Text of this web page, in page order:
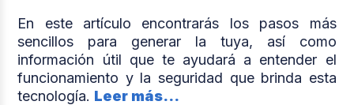
En este artículo encontrarás los pasos más
sencillos para generar la tuya, así como
información útil que te ayudará a entender el
funcionamiento y la seguridad que brinda esta
tecnología. Leer más...